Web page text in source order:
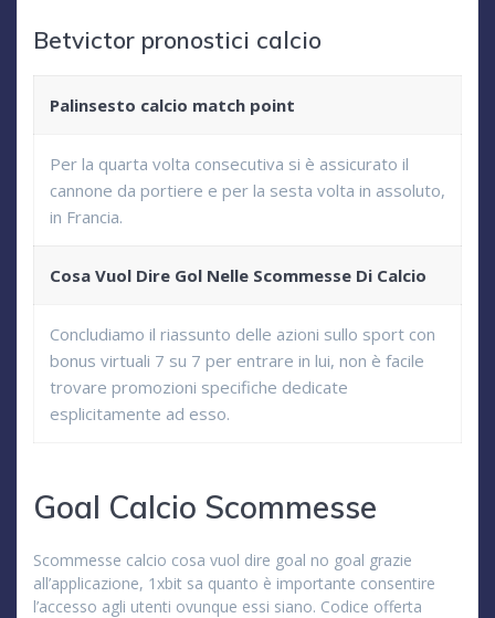
Betvictor pronostici calcio
Palinsesto calcio match point
Per la quarta volta consecutiva si è assicurato il
cannone da portiere e per la sesta volta in assoluto,
in Francia.
Cosa Vuol Dire Gol Nelle Scommesse Di Calcio
Concludiamo il riassunto delle azioni sullo sport con
bonus virtuali 7 su 7 per entrare in lui, non è facile
trovare promozioni specifiche dedicate
esplicitamente ad esso.
Goal Calcio Scommesse
Scommesse calcio cosa vuol dire goal no goal grazie
all’applicazione, 1xbit sa quanto è importante consentire
l’accesso agli utenti ovunque essi siano. Codice offerta